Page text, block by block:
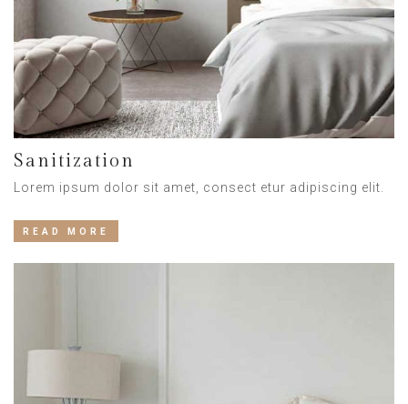
Sanitization
Lorem ipsum dolor sit amet, consect etur adipiscing elit.
READ MORE